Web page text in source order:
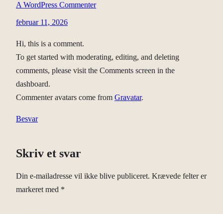
A WordPress Commenter
februar 11, 2026
Hi, this is a comment.
To get started with moderating, editing, and deleting
comments, please visit the Comments screen in the
dashboard.
Commenter avatars come from Gravatar.
Besvar
Skriv et svar
Din e-mailadresse vil ikke blive publiceret. Krævede felter er
markeret med *